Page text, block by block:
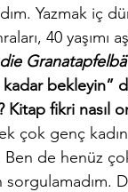
Yazmak iç
40 yaşımı
kadar bekleyin”
fikri nasıl
çok genç
de henüz